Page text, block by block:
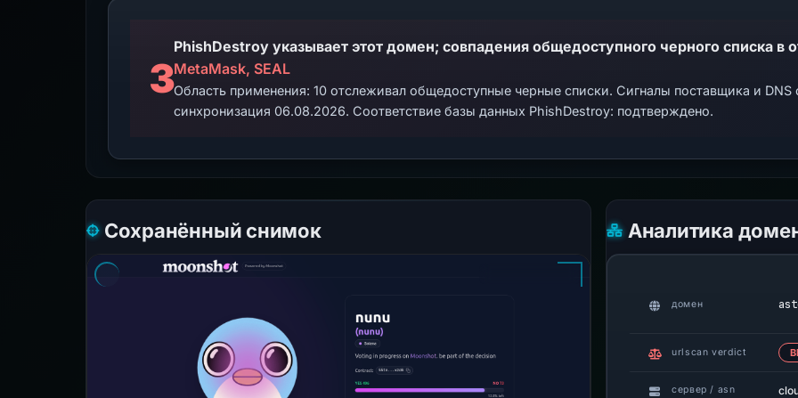
3MetaMask, SEAL
Область применения: 10 отслеживал общедоступные черные списки. Сигналы поставщика и
синхронизация 06.08.2026. Соответствие базы данных PhishDestroy: подтверждено.
Сохранённый снимок Аналитика
домен
urlscan verdict
сервер / asn